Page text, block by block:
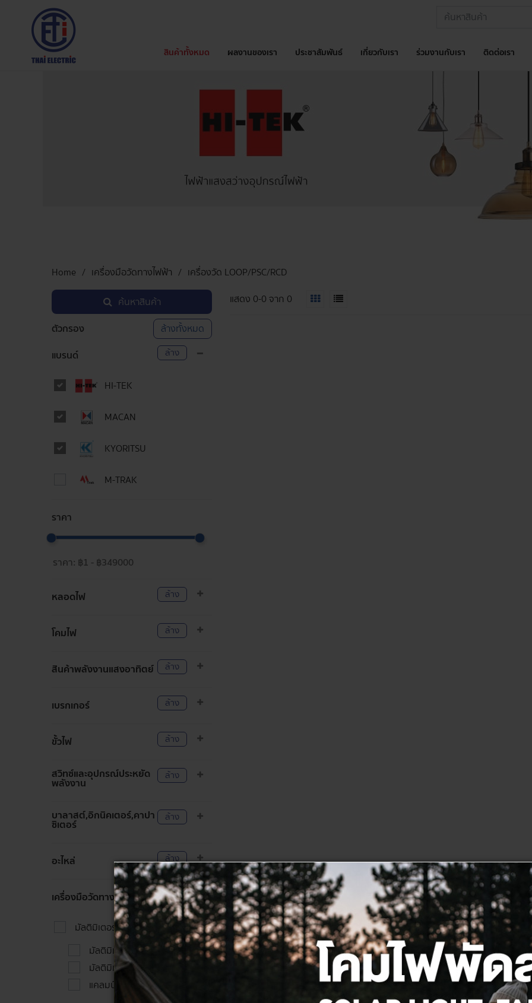
สินค้าทั้งหมด ผลงานของเรา ประชาสัมพันธ์ เกี่ยวกับเรา ร่วมงานกับเรา ติดต่อเรา
Home เครื่องมือวัดทางไฟฟ้า
เครื่องวัด LOOP/PSC/RCD
ค้นหาสินค้า
ตัวกรอง
ล้างทั้งหมด
แบรนด์
ล้าง
HI-TEK
MACAN
KYORITSU
M-TRAK
ราคา
หลอดไฟ ล้าง
โคมไฟ ล้าง
สินค้าพลังงานแสงอาทิตย์ ล้าง
เบรกเกอร์ ล้าง
ขั้วไฟ ล้าง
สวิทซ์และอุปกรณ์ประหยัด
พลังงาน
ล้าง
บาลาสต์,อิกนิคเตอร์,คาปา
ซิเตอร์
ล้าง
อะไหล่ ล้าง
เครื่องมือวัดทางไฟฟ้า ล้าง
มัลติมิเตอร์
มัลติมิเตอร์แบบเข็ม
มัลติมิเตอร์แบบดิจิตัล
แคลมป์มัลติมิเตอร์
แสดง 0-0จาก 0